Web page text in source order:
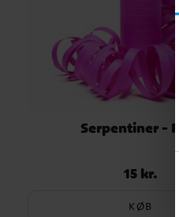
Serpentiner -
Pris: 15 kr.
15 kr.
KØB